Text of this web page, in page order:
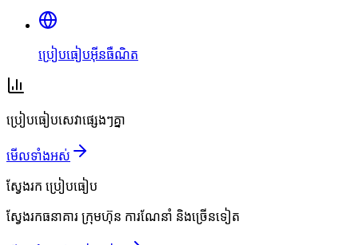
ប្រៀបធៀបអ៊ីនធឺណិត
ប្រៀបធៀបសេវាផ្សេងៗគ្នា
មើលទាំងអស់
ស្វែងរក ប្រៀបធៀប
ស្វែងរកធនាគារ ក្រុមហ៊ុន ការណែនាំ និងច្រើនទៀត